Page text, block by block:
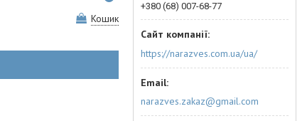
Кошик
+380 (68) 007-68-77
https://narazves.com.ua/ua/
narazves.zakaz@gmail.com